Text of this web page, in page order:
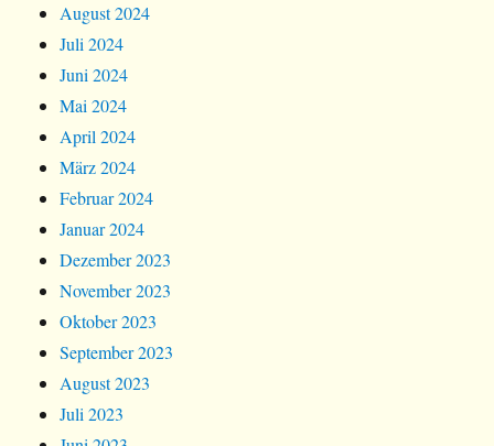
August 2024
Juli 2024
Juni 2024
Mai 2024
April 2024
März 2024
Februar 2024
Januar 2024
Dezember 2023
November 2023
Oktober 2023
September 2023
August 2023
Juli 2023